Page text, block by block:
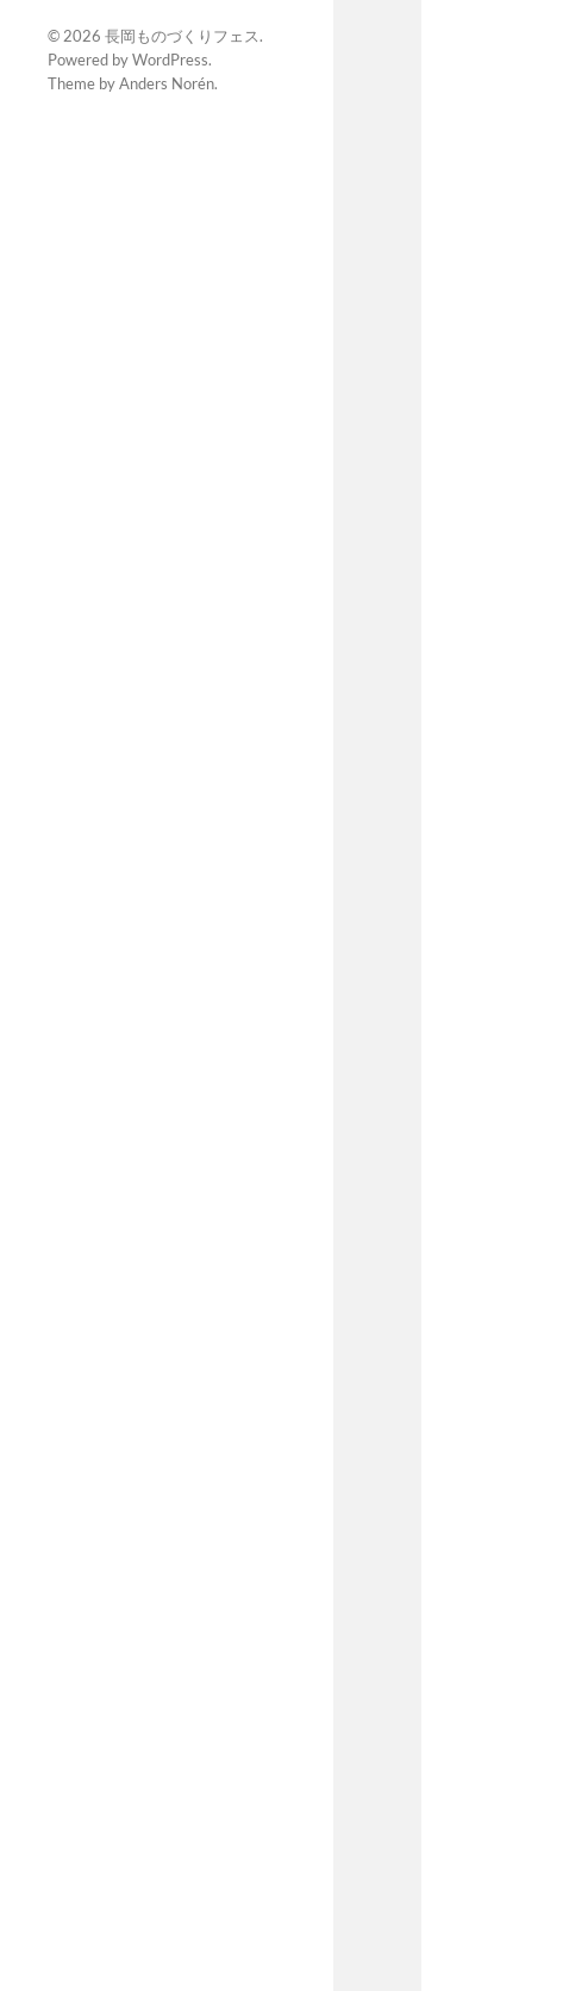
© 2026 長岡ものづくりフェス.
Powered byWordPress.
Theme byAnders Norén.